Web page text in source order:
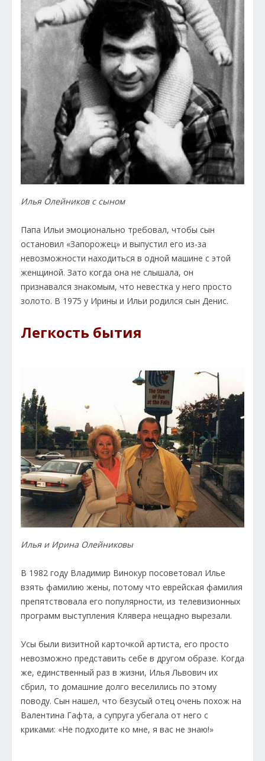
Илья Олейников с сыном
Папа Ильи эмоционально требовал, чтобы сын
остановил «Запорожец» и выпустил его из-за
невозможности находиться в одной машине с этой
женщиной. Зато когда она не слышала, он
признавался знакомым, что невестка у него просто
золото. В 1975 у Ирины и Ильи родился сын Денис.
Легкость бытия
Илья и Ирина Олейниковы
В 1982 году Владимир Винокур посоветовал Илье
взять фамилию жены, потому что еврейская фамилия
препятствовала его популярности, из телевизионных
программ выступления Клявера нещадно вырезали.
Усы были визитной карточкой артиста, его просто
невозможно представить себе в другом образе. Когда
же, единственный раз в жизни, Илья Львович их
сбрил, то домашние долго веселились по этому
поводу. Сын нашел, что безусый отец очень похож на
Валентина Гафта, а супруга убегала от него с
криками: «Не подходите ко мне, я вас не знаю!»